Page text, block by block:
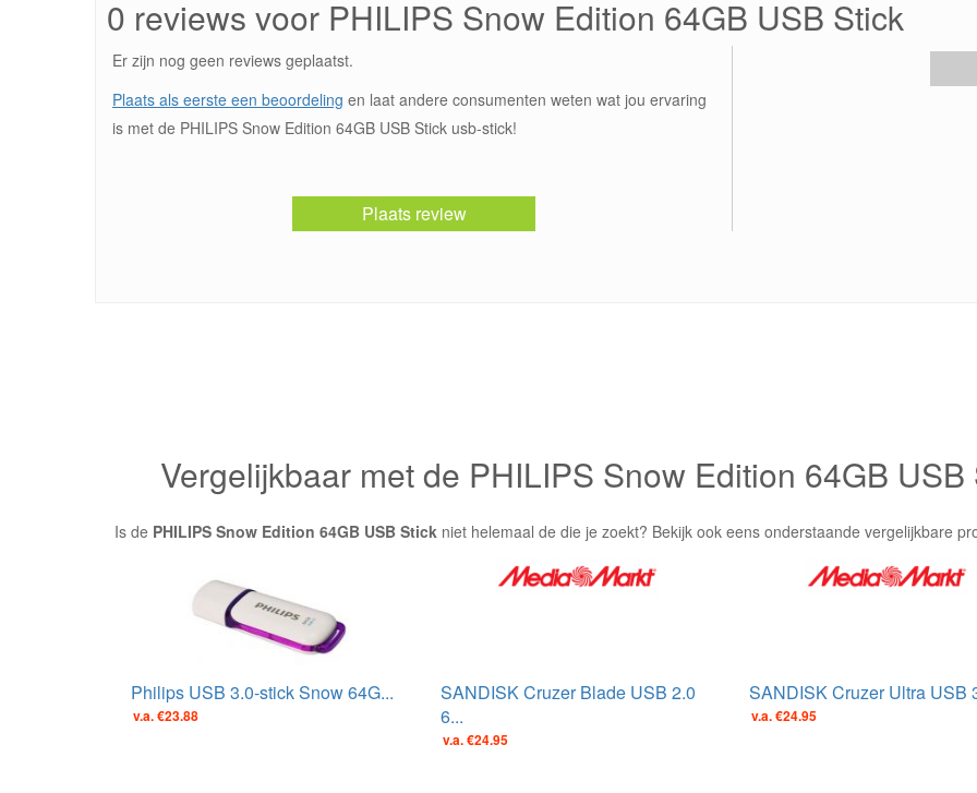
0 reviews voor PHILIPS Snow Edition 64GB USB Stick
Er zijn nog geen reviews geplaatst.
Plaats als eerste een beoordeling en laat andere consumenten weten wat jou ervaring
is met de PHILIPS Snow Edition 64GB USB Stick usb-stick!
Plaats review
Vergelijkbaar met de PHILIPS Snow Edition 64GB USB
Is de PHILIPS Snow Edition 64GB USB Stick niet helemaal de die je zoekt? Bekijk ook eens onderstaande vergelijkbare
Philips USB 3.0-stick Snow 64G...
v.a. €23.88
SANDISK Cruzer Blade USB 2.0
6...
v.a. €24.95
SANDISK Cruzer Ultra USB
v.a. €24.95